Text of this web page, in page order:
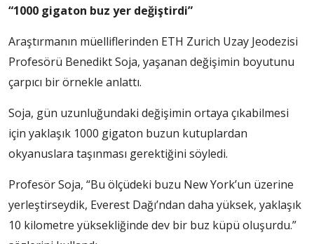
“1000 gigaton buz yer değiştirdi”
Araştırmanın müelliflerinden ETH Zurich Uzay Jeodezisi
Profesörü Benedikt Soja, yaşanan değişimin boyutunu
çarpıcı bir örnekle anlattı.
Soja, gün uzunluğundaki değişimin ortaya çıkabilmesi
için yaklaşık 1000 gigaton buzun kutuplardan
okyanuslara taşınması gerektiğini söyledi.
Profesör Soja, “Bu ölçüdeki buzu New York’un üzerine
yerleştirseydik, Everest Dağı’ndan daha yüksek, yaklaşık
10 kilometre yüksekliğinde dev bir buz küpü oluşurdu.”